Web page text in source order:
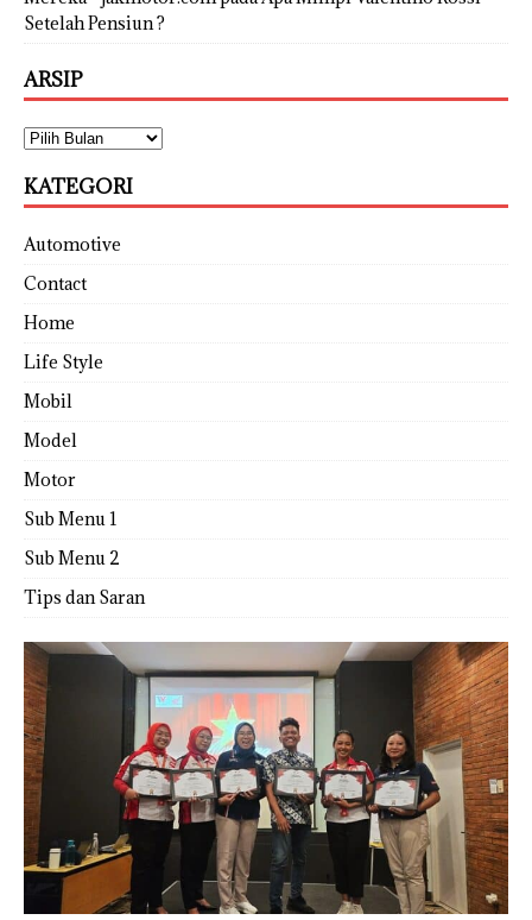
Setelah Pensiun ?
ARSIP
KATEGORI
Automotive
Contact
Home
Life Style
Mobil
Model
Motor
Sub Menu 1
Sub Menu 2
Tips dan Saran